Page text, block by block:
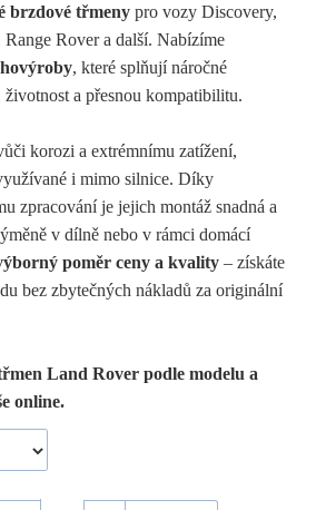
brzdové třmenypro vozy Discovery,
Range Rover a další. Nabízíme
, které splňují náročné
a přesnou kompatibilitu.
korozi a extrémnímu zatížení,
i mimo silnice. Díky
zpracování je jejich montáž snadná a
v dílně nebo v rámci domácí
poměr ceny a kvality– získáte
bez zbytečných nákladů za originální
Land Rover podle modelu a
online.